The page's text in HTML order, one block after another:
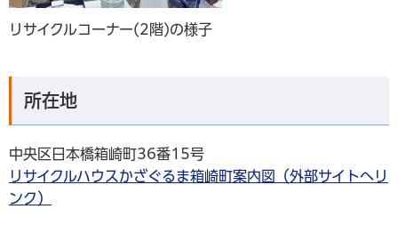
リサイクルコーナー(2階)の様子
所在地
中央区日本橋箱崎町36番15号
リサイクルハウスかざぐるま箱崎町案内図（外部サイトへリ
ンク）